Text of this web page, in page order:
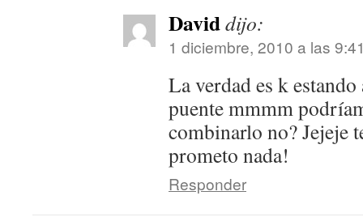
Daviddijo:
1 diciembre, 2010 a las
La verdad es k
puente mmmm
combinarlo no? Jejeje
prometo nada!
Responder